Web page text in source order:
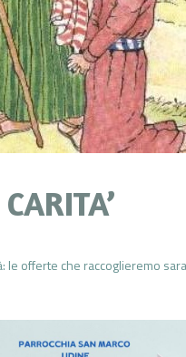
le offerte che raccoglieremo